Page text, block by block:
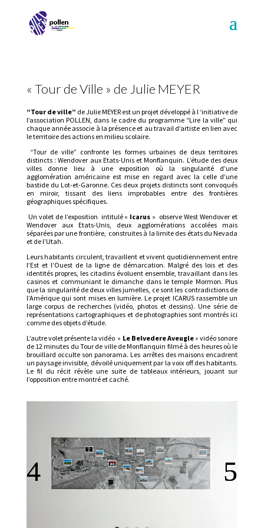
« Tour de Ville » de Julie MEYER
“Tour de ville” de Julie MEYER est un projet développé à l ‘initiative de
l’association POLLEN, dans le cadre du programme “Lire la ville” qui
chaque année associe à la présence et au travail d’artiste en lien avec
le territoire des actions en milieu scolaire.
“Tour de ville” confronte les formes urbaines de deux territoires
distincts : Wendover aux Etats-Unis et Monflanquin. L’étude des deux
villes donne lieu à une exposition où la singularité d’une
agglomération américaine est mise en regard avec la celle d’une
bastide du Lot-et-Garonne. Ces deux projets distincts sont convoqués
en miroir, tissant des liens improbables entre des frontières
géographiques spécifiques.
Un volet de l’exposition intitulé « Icarus » observe West Wendover et
Wendover aux Etats-Unis, deux agglomérations accolées mais
séparées par une frontière, construites à la limite des états du Nevada
et de l’Utah.
Leurs habitants circulent, travaillent et vivent quotidiennement entre
l’Est et l’Ouest de la ligne de démarcation. Malgré des lois et des
identités propres, les citadins évoluent ensemble, travaillant dans les
casinos et communiant le dimanche dans le temple Mormon. Plus
que la singularité de deux villes jumelles, ce sont les contradictions de
l’Amérique qui sont mises en lumière. Le projet ICARUS rassemble un
large corpus de recherches (vidéo, photos et dessins). Une série de
représentations cartographiques et de photographies sont montrés ici
comme des objets d’étude.
L’autre volet présente la vidéo » Le Belvedere Aveugle» vidéo sonore
de 12 minutes du Tour de ville de Monflanquin filmé à des heures où le
brouillard occulte son panorama. Les arrêtes des maisons encadrent
un paysage invisible, dévoilé uniquement par la voix off des habitants.
Le fil du récit révèle une suite de tableaux intérieurs, jouant sur
l’opposition entre montré et caché.